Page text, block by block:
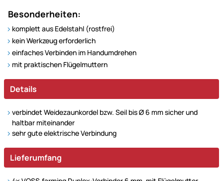
Besonderheiten:
komplett aus Edelstahl (rostfrei)
kein Werkzeug erforderlich
einfaches Verbinden im Handumdrehen
mit praktischen Flügelmuttern
Details
verbindet Weidezaunkordel bzw. Seil bis Ø 6 mm sicher und
haltbar miteinander
sehr gute elektrische Verbindung
Lieferumfang